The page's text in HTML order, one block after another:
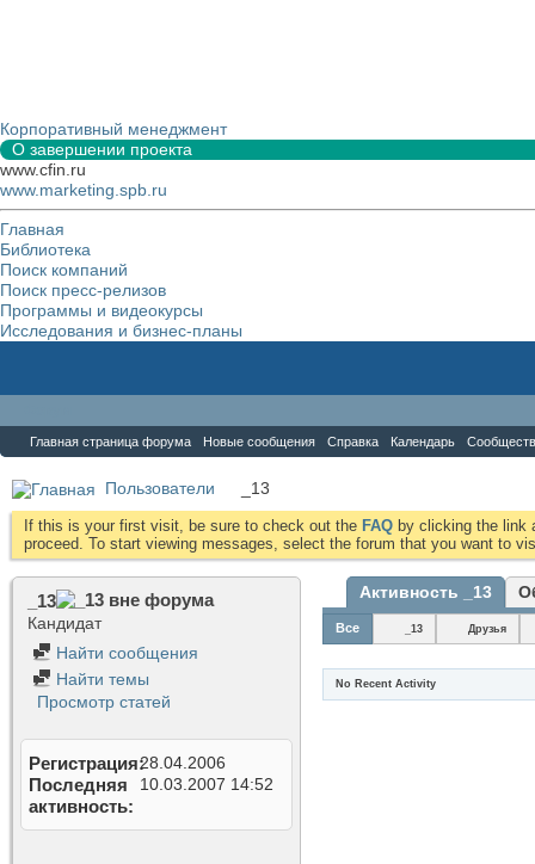
Корпоративный менеджмент
О завершении проекта
www.cfin.ru
www.marketing.spb.ru
Главная
Библиотека
Поиск компаний
Поиск пресс-релизов
Программы и видеокурсы
Исследования и бизнес-планы
Главная страница форума Новые сообщения Справка Календарь
Пользователи _13
If this is your first visit, be sure to check out the FAQ by clicking the link
proceed. To start viewing messages, select the forum that you want to
_13
Кандидат
Найти сообщения
Найти темы
Просмотр статей
Регистрация28.04.2006
Последняя
активность
10.03.2007 14:52
Активность _13
Все _13 Друзья
No Recent Activity